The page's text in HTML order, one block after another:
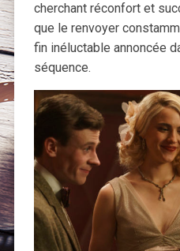
cherchant réconfort et
que le renvoyer
fin inéluctable annoncée
séquence.